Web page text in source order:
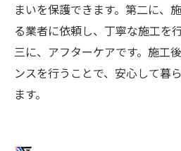
まいを保護できます。第二に、
る業者に依頼し、丁寧な施工を
三に、アフターケアです。施工
ンスを行うことで、安心して暮
ます。